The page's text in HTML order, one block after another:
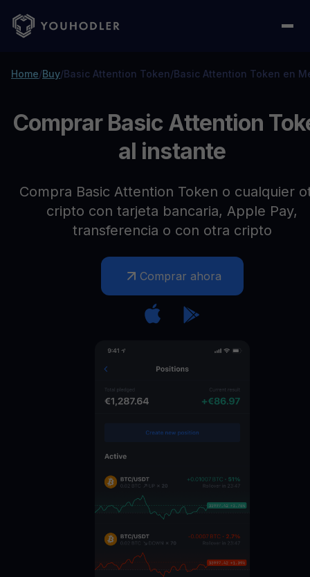
Home/Buy/Basic Attention Token/Basic Attention Token en
Comprar Basic Attention
al instante
Compra Basic Attention Token o cualquier
cripto con tarjeta bancaria, Apple Pay,
transferencia o con otra cripto
Comprar ahora